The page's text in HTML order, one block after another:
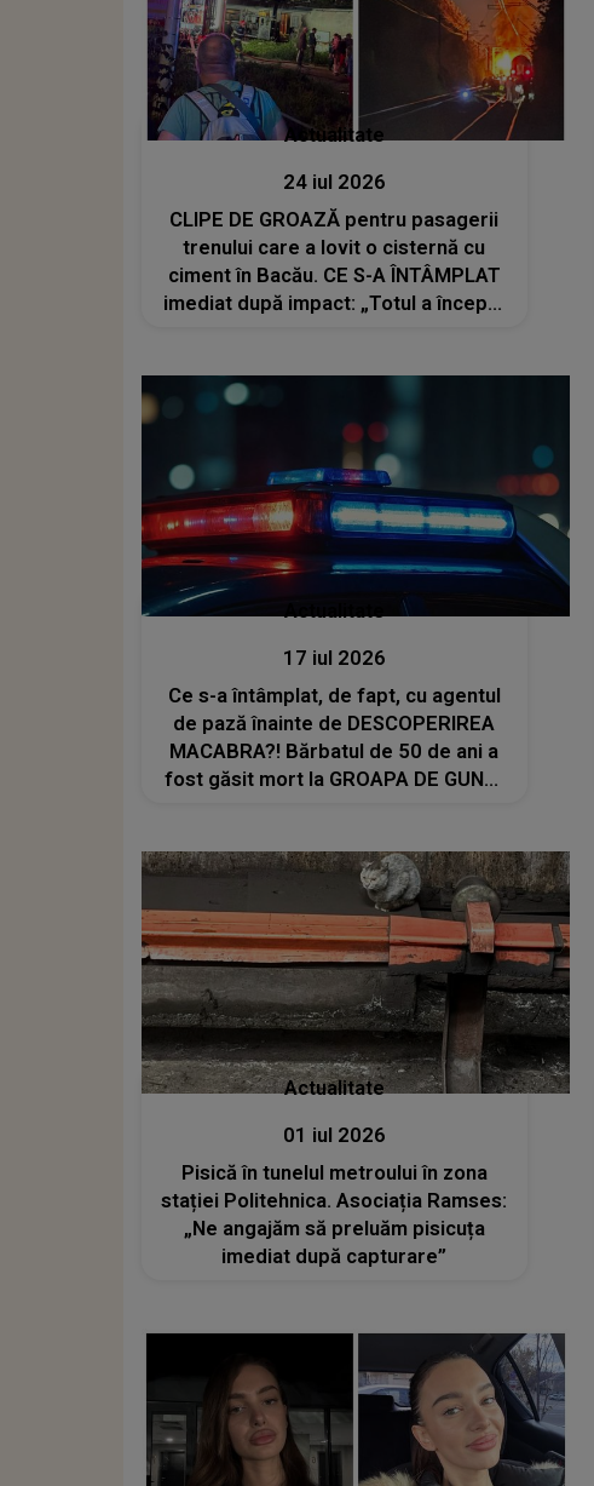
Actualitate
24 iul 2026
CLIPE DE GROAZĂ pentru pasagerii
trenului care a lovit o cisternă cu
ciment în Bacău. CE S-A ÎNTÂMPLAT
imediat după impact: „Totul a început
Actualitate
17 iul 2026
Ce s-a întâmplat, de fapt, cu agentul
de pază înainte de DESCOPERIREA
MACABRA?! Bărbatul de 50 de ani a
fost găsit mort la GROAPA DE GUNOI
Actualitate
01 iul 2026
Pisică în tunelul metroului în zona
stației Politehnica. Asociația Ramses:
„Ne angajăm să preluăm pisicuța
imediat după capturare”